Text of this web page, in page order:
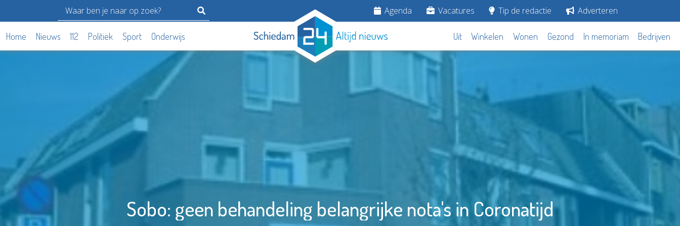
Agenda Vacatures Tip de redactie Adverteren
Home Nieuws 112 Politiek Sport Onderwijs Uit Winkelen Wonen Gezond In memoriam Bedrijven
Sobo: geen behandeling belangrijke nota's in Coronatijd